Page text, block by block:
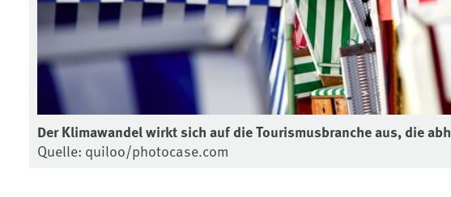
Der Klimawandel wirkt sich auf die Tourismusbranche aus, die
Quelle: quiloo/photocase.com